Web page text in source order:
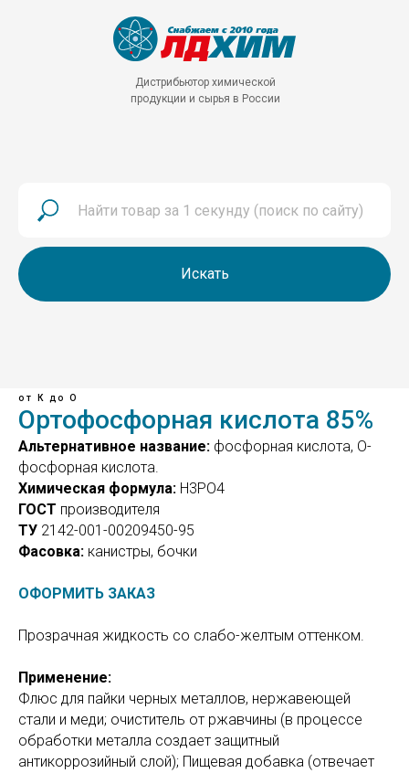
Дистрибьютор химической
продукции и сырья в России
Искать
от К до О
Ортофосфорная кислота 85%
Альтернативное название: фосфорная кислота, О-
фосфорная кислота.
Химическая формула: H3PO4
ГОСТ производителя
ТУ 2142-001-00209450-95
Фасовка: канистры, бочки
ОФОРМИТЬ ЗАКАЗ
Прозрачная жидкость со слабо-желтым оттенком.
Применение:
Флюс для пайки черных металлов, нержавеющей
стали и меди; очиститель от ржавчины (в процессе
обработки металла создает защитный
антикоррозийный слой); Пищевая добавка (отвечает